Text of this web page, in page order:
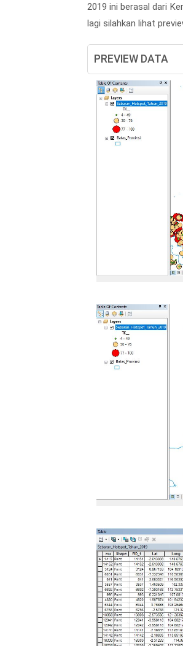
2019 ini berasal dari
lagi silahkan lihat
PREVIEW DATA